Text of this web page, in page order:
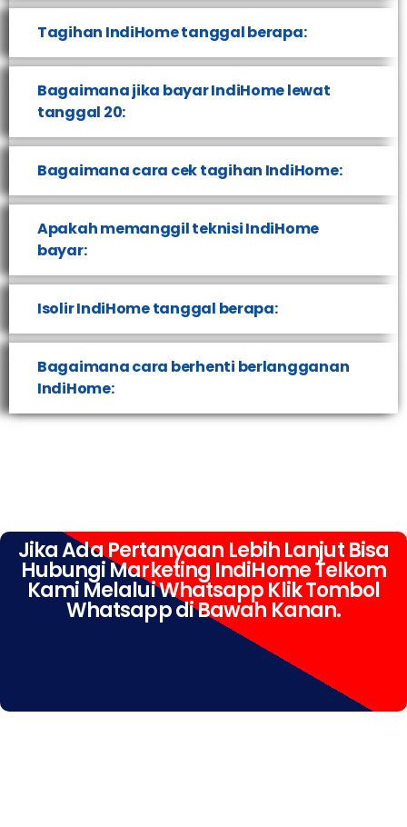
Tagihan IndiHome tanggal berapa:
Bagaimana jika bayar IndiHome lewat
tanggal 20:
Bagaimana cara cek tagihan IndiHome:
Apakah memanggil teknisi IndiHome
bayar:
Isolir IndiHome tanggal berapa:
Bagaimana cara berhenti berlangganan
IndiHome:
Jika Ada Pertanyaan Lebih Lanjut Bisa
Hubungi Marketing IndiHome Telkom
Kami Melalui Whatsapp Klik Tombol
Whatsapp di Bawah Kanan.